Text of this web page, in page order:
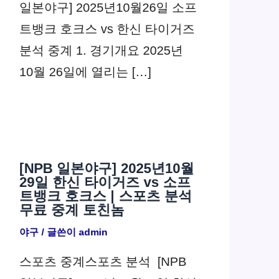
일본야구] 2025년10월26일 소프
트뱅크 호크스 vs 한신 타이거즈
분석 중계 1. 경기개요 2025년
10월 26일에 열리는 […]
[NPB 일본야구] 2025년10월
29일 한신 타이거즈 vs 소프
트뱅크 호크스 | 스포츠 분석
무료 중계 토친놈
야구 / 글쓴이admin
스포츠 중계스포츠 분석 ​ [NPB